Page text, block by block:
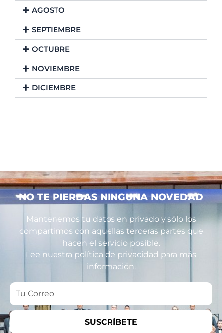
AGOSTO
SEPTIEMBRE
OCTUBRE
NOVIEMBRE
DICIEMBRE
NO TE PIERDAS NINGUNA NOVEDAD
Mantenemos tu datos en privado y sólo los
compartimos con aquellas terceras partes que
hacen el servicio posible.
Lee nuestra política de privacidad para más
información.
Tu
Correo
SUSCRÍBETE